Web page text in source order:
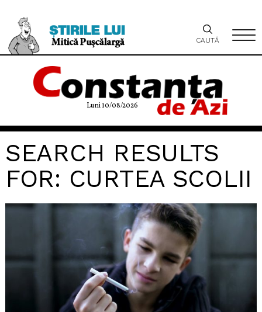
Luni 10/08/2026
CAUTĂ
SEARCH RESULTS
FOR: CURTEA SCOLII